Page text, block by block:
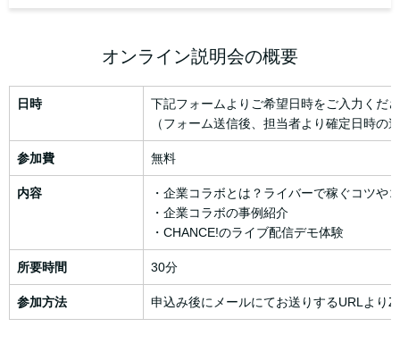
オンライン説明会の概要
日時
下記フォームよりご希望日時をご入力くだ
（フォーム送信後、担当者より確定日時の
参加費 無料
内容
・企業コラボとは？ライバーで稼ぐコツや
・企業コラボの事例紹介
・CHANCE!のライブ配信デモ体験
所要時間 30分
参加方法 申込み後にメールにてお送りするURLより